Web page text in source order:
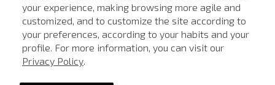
your experience, making browsing more agile and
customized, and to customize the site according to
your preferences, according to your habits and your
profile. For more information, you can visit our
Privacy Policy.